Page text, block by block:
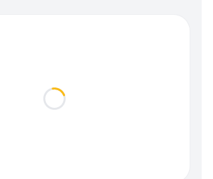
Loading...